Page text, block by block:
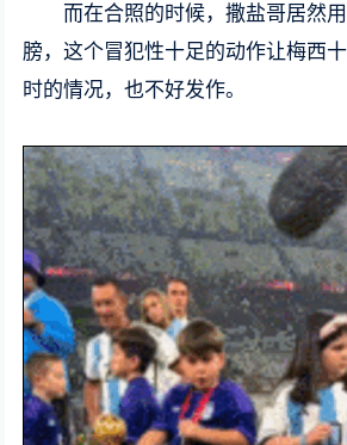
而在合照的时候，撒盐哥居然
膀，这个冒犯性十足的动作让梅西
时的情况，也不好发作。